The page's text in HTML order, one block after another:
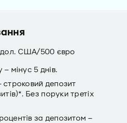
дол. США/500 євро
мінус 5 днів.
строковий депозит
Без поруки третіх
за депозитом –